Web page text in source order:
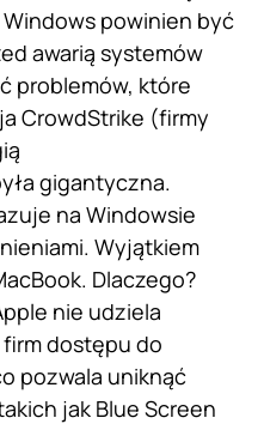
powinien być
awarią systemów
problemów, które
CrowdStrike (firmy
gigantyczna.
na Windowsie
Wyjątkiem
Dlaczego?
nie udziela
dostępu do
pozwala uniknąć
jak Blue Screen